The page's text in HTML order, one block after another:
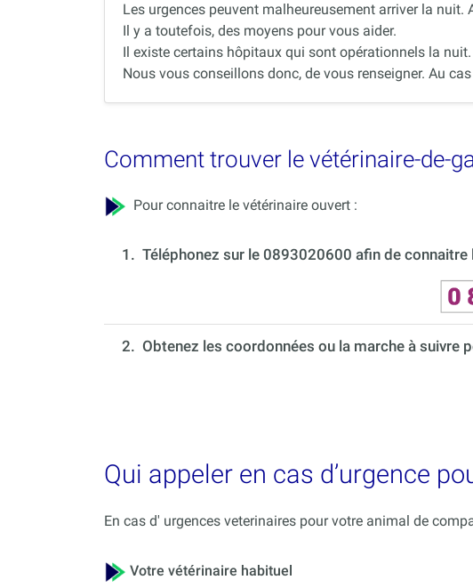
Les urgences peuvent malheureusement arriver la nuit.
Il y a toutefois, des moyens pour vous aider.
Il existe certains hôpitaux qui sont opérationnels la nuit.
Nous vous conseillons donc, de vous renseigner. Au
Comment trouver le vétérinaire-de-
Pour connaitre le vétérinaire ouvert :
1. Téléphonez sur le 0893020600 afin de
2. Obtenez les coordonnées ou la marche à suivre
Qui appeler en cas d’urgence
En cas d' urgences veterinaires pour votre animal de
Votre vétérinaire habituel